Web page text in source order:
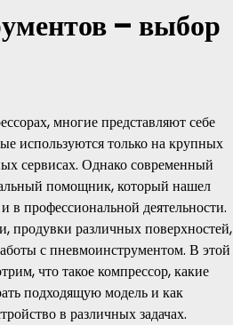
– выбор
многие представляют себе
используются только на крупных
сервисах. Однако современный
помощник, который нашел
в профессиональной деятельности.
продувки различных поверхностей,
с пневмоинструментом. В этой
что такое компрессор, какие
подходящую модель и как
в различных задачах.